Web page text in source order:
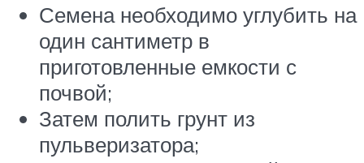
Семена необходимо углубить на
один сантиметр в
приготовленные емкости с
почвой;
Затем полить грунт из
пульверизатора;